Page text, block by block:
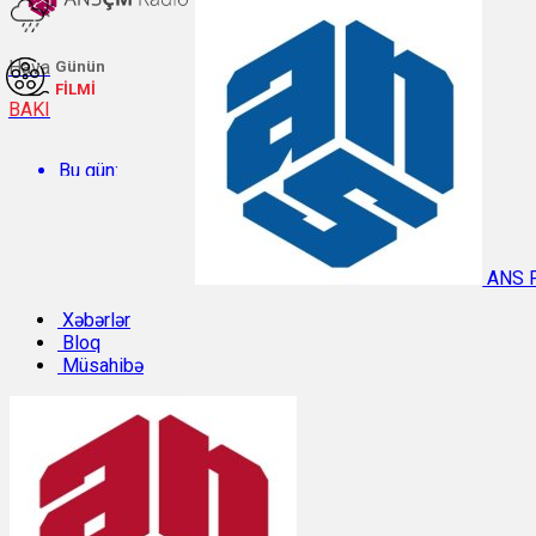
Hava
BAKI
Bu gün:
Temperatur: 30.4°C. Rütubət: 47%.
Sabah:
Günün
FİLMİ
ANS
Xəbərlər
Bloq
Müsahibə